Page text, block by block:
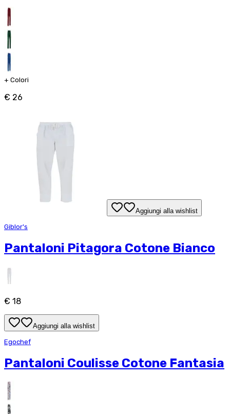
+ Colori
€ 26
Aggiungi alla wishlist
Giblor's
Pantaloni Pitagora Cotone Bianco
€ 18
Aggiungi alla wishlist
Egochef
Pantaloni Coulisse Cotone Fantasia